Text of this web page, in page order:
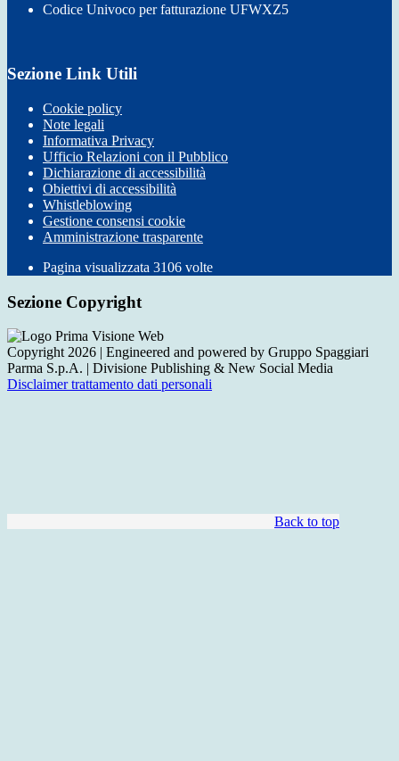
Codice Univoco per fatturazione UFWXZ5
Sezione Link Utili
Cookie policy
Note legali
Informativa Privacy
Ufficio Relazioni con il Pubblico
Dichiarazione di accessibilità
Obiettivi di accessibilità
Whistleblowing
Gestione consensi cookie
Amministrazione trasparente
Pagina visualizzata 3106 volte
Sezione Copyright
Copyright 2026 | Engineered and powered by Gruppo Spaggiari
Parma S.p.A. | Divisione Publishing & New Social Media
Disclaimer trattamento dati personali
Back to top